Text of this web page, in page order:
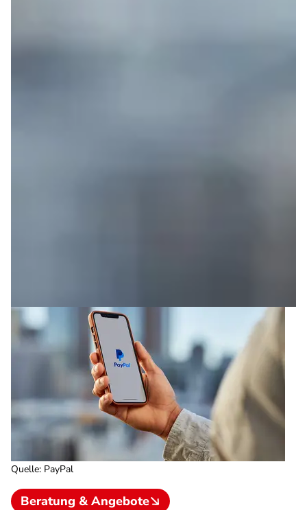
Quelle: PayPal
Beratung & Angebote